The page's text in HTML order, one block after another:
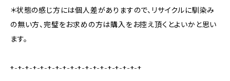
＊状態の感じ方には個人差がありますので、リサイクルに馴染み
の無い方、完璧をお求めの方は購入をお控え頂くとよいかと思い
ます。
+-+-+-+-+-+-+-+-+-+-+-+-+-+-+-+-+-+